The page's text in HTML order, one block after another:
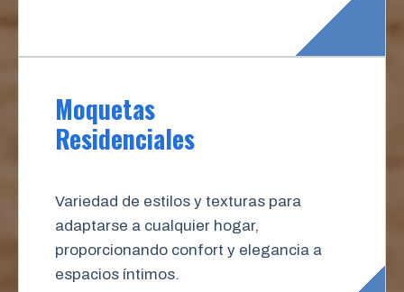
Moquetas
Residenciales
Variedad de estilos y texturas para
adaptarse a cualquier hogar,
proporcionando confort y elegancia a
espacios íntimos.